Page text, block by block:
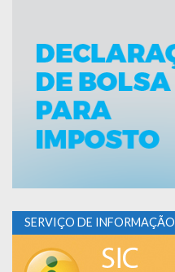
SERVIÇO DE INFORMAÇÃO